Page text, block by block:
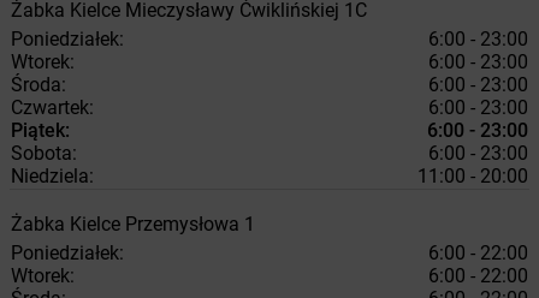
Żabka Kielce Mieczysławy Ćwiklińskiej 1C
Poniedziałek:
6:00 - 23:00
Wtorek:
6:00 - 23:00
Środa:
6:00 - 23:00
Czwartek:
6:00 - 23:00
Piątek:
6:00 - 23:00
Sobota:
6:00 - 23:00
Niedziela:
11:00 - 20:00
Żabka Kielce Przemysłowa 1
Poniedziałek:
6:00 - 22:00
Wtorek:
6:00 - 22:00